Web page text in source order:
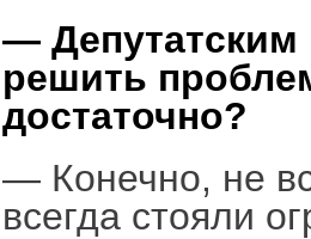
— Депутатским
решить
достаточно?
— Конечно, не
всегда стояли